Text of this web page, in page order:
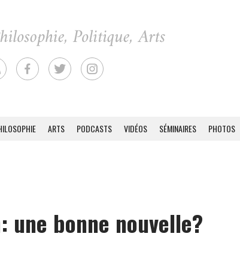
ARTS PODCASTS VIDÉOS SÉMINAIRES PHOTOS
une bonne nouvelle?